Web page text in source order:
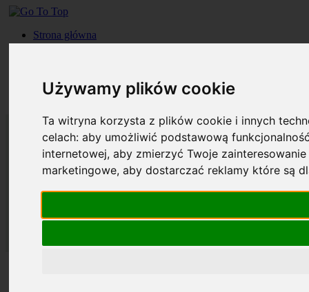
Używamy plików cookie
Ta witryna korzysta z plików cookie i innych
celach:aby umożliwić podstawową
internetowej,aby zmierzyć Twoje
marketingowe,aby dostarczać reklamy które są
Strona główna
Roczniki
Kontakt
Szukaj